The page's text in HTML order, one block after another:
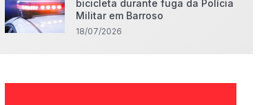
bicicleta durante fuga da Polícia
Militar em Barroso
18/07/2026